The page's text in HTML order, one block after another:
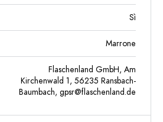
Sì
Marrone
Flaschenland GmbH, Am
Kirchenwald 1, 56235 Ransbach-
Baumbach, gpsr@flaschenland.de